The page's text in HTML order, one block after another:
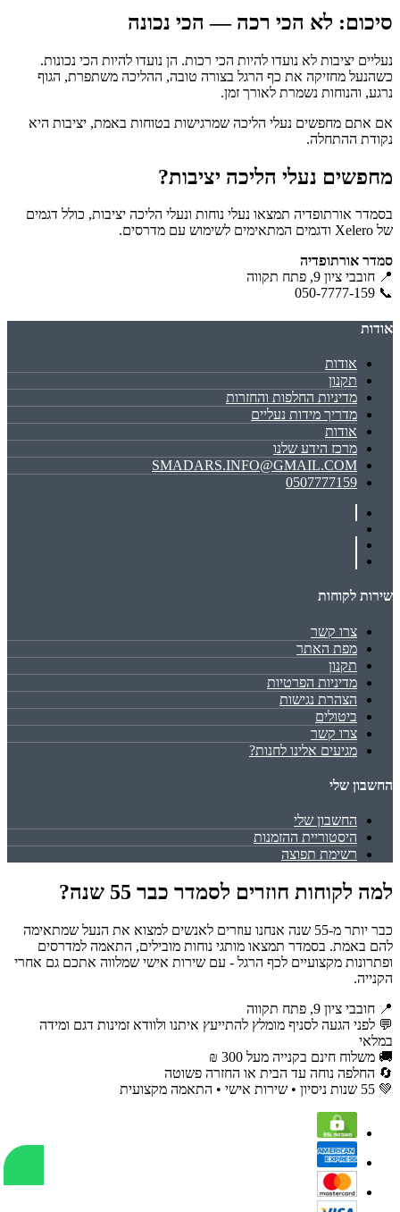
סיכום: לא הכי רכה — הכי נכונה
נעליים יציבות לא נועדו להיות הכי רכות. הן נועדו להיות הכי נכונות.
כשהנעל מחזיקה את כף הרגל בצורה טובה, ההליכה משתפרת, הגוף
נרגע, והנוחות נשמרת לאורך זמן.
אם אתם מחפשים נעלי הליכה שמרגישות בטוחות באמת, יציבות היא
נקודת ההתחלה.
מחפשים נעלי הליכה יציבות?
בסמדר אורתופדיה תמצאו נעלי נוחות ונעלי הליכה יציבות, כולל דגמים
של Xelero ודגמים המתאימים לשימוש עם מדרסים.
סמדר אורתופדיה
📍 חובבי ציון 9, פתח תקווה
📞 050-7777-159
אודות
אודות
תקנון
מדיניות החלפות והחזרות
מדריך מידות נעליים
אודות
מרכז הידע שלנו
SMADARS.INFO@GMAIL.COM
0507777159
שירות לקוחות
צרו קשר
מפת האתר
תקנון
מדיניות הפרטיות
הצהרת נגישות
ביטולים
צרו קשר
מגיעים אלינו לחנות?
החשבון שלי
החשבון שלי
היסטוריית ההזמנות
רשימת תפוצה
למה לקוחות חוזרים לסמדר כבר 55 שנה?
כבר יותר מ-55 שנה אנחנו עוזרים לאנשים למצוא את הנעל שמתאימה
להם באמת. בסמדר תמצאו מותגי נוחות מובילים, התאמה למדרסים
ופתרונות מקצועיים לכף הרגל - עם שירות אישי שמלווה אתכם גם אחרי
הקנייה.
📍 חובבי ציון 9, פתח תקווה
💬 לפני הגעה לסניף מומלץ להתייעץ איתנו ולוודא זמינות דגם ומידה
במלאי
🚚 משלוח חינם בקנייה מעל 300 ₪
🔄 החלפה נוחה עד הבית או החזרה פשוטה
💚 55 שנות ניסיון • שירות אישי • התאמה מקצועית